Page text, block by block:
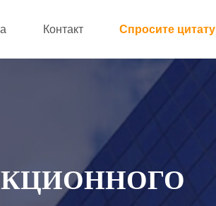
Контакт Спросите цитату